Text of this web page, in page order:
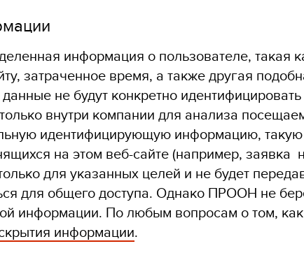
информация о пользователе, такая
затраченное время, а также другая
не будут конкретно идентифицировать
внутри компании для анализа
идентифицирующую информацию,
на этом веб-сайте (например, заявка
для указанных целей и не будет
для общего доступа. Однако ПРООН не
информации. По любым вопросам о том,
информации.